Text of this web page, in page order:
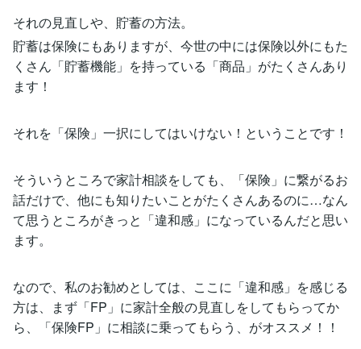
それの見直しや、貯蓄の方法。
貯蓄は保険にもありますが、今世の中には保険以外にもた
くさん「貯蓄機能」を持っている「商品」がたくさんあり
ます！
それを「保険」一択にしてはいけない！ということです！
そういうところで家計相談をしても、「保険」に繋がるお
話だけで、他にも知りたいことがたくさんあるのに…なん
て思うところがきっと「違和感」になっているんだと思い
ます。
なので、私のお勧めとしては、ここに「違和感」を感じる
方は、まず「FP」に家計全般の見直しをしてもらってか
ら、「保険FP」に相談に乗ってもらう、がオススメ！！